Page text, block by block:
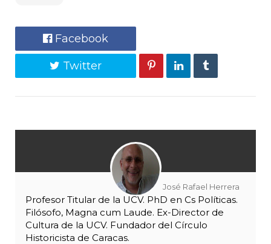
Facebook
Twitter
José Rafael Herrera
Profesor Titular de la UCV. PhD en Cs Políticas.
Filósofo, Magna cum Laude. Ex-Director de
Cultura de la UCV. Fundador del Círculo
Historicista de Caracas.